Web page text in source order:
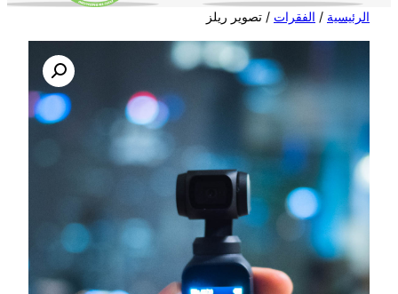
الرئيسية / الفقرات / تصوير ريلز